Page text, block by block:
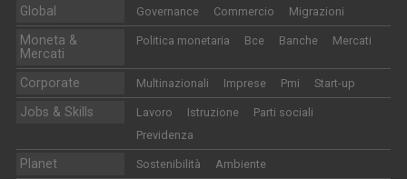
Global Governance Commercio Migrazioni
Moneta &
Mercati
Politica monetaria Bce Banche Mercati
Corporate Multinazionali Imprese Pmi Start-up
Jobs & Skills Lavoro Istruzione
Parti sociali
Previdenza
Planet Sostenibilità Ambiente